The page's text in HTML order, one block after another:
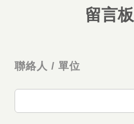
留言板
聯絡人 / 單位